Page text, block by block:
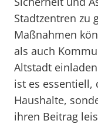
Stadtzentren zu
Maßnahmen
als auch
Altstadt
ist es essentiell,
Haushalte,
ihren Beitrag